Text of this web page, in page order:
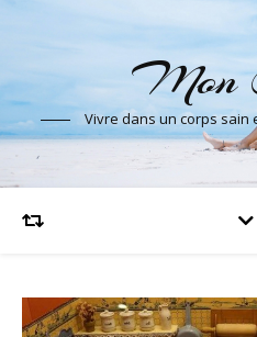
Mon
Vivre dans un corps